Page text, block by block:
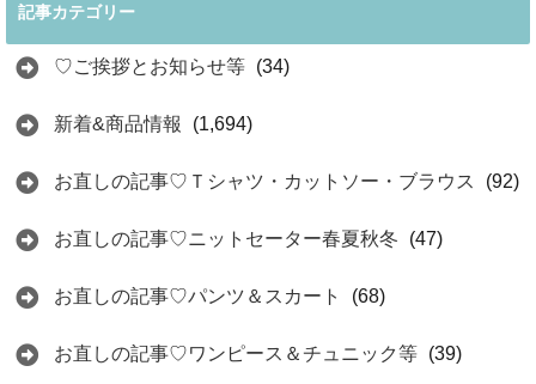
記事カテゴリー
♡ご挨拶とお知らせ等 (34)
新着&商品情報 (1,694)
お直しの記事♡Ｔシャツ・カットソー・ブラウス (92)
お直しの記事♡ニットセーター春夏秋冬 (47)
お直しの記事♡パンツ＆スカート (68)
お直しの記事♡ワンピース＆チュニック等 (39)